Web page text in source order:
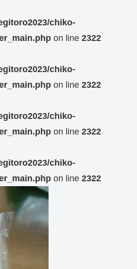
chiko-
on line 2322
chiko-
on line 2322
chiko-
on line 2322
chiko-
on line 2322